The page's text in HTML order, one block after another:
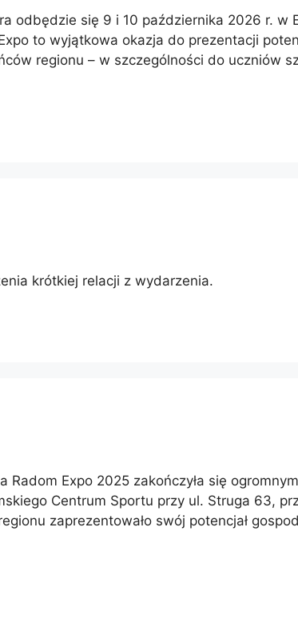
odbędzie się 9 i 10 października 2026 r. w
to wyjątkowa okazja do prezentacji
regionu – w szczególności do uczniów
krótkiej relacji z wydarzenia.
Expo 2025 zakończyła się
Centrum Sportu przy ul. Struga 63,
zaprezentowało swój potencjał